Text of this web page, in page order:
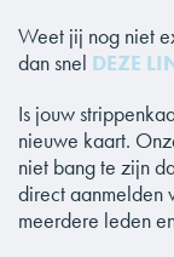
Weet jij nog niet
dan snel DEZE
Is jouw
nieuwe kaart.
niet bang te zijn
direct aanmelden
meerdere leden